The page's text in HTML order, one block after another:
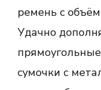
ремень с
Удачно
сумочки с